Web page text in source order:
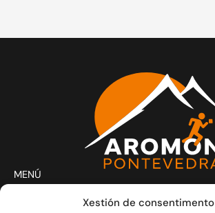
Xestión de consentimento
MENÚ